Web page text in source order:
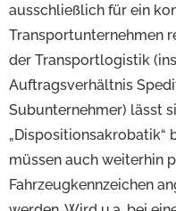
ausschließlich für ein
Transportunternehmen
der Transportlogistik
Auftragsverhältnis
Subunternehmer) lässt
„Dispositionsakrobatik“
müssen auch weiterhin
Fahrzeugkennzeichen